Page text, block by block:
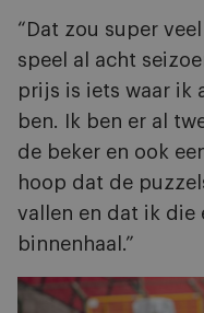
“Dat zou super
speel al acht
prijs is iets waar ik
ben. Ik ben er al
de beker en ook
hoop dat de
vallen en dat ik die
binnenhaal.”
Afbeelding